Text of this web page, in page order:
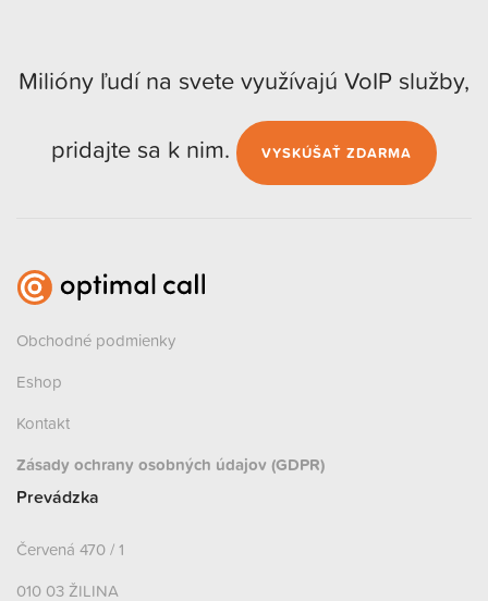
Milióny ľudí na svete využívajú VoIP služby,
pridajte sa k nim.
VYSKÚŠAŤ ZDARMA
Obchodné podmienky
Eshop
Kontakt
Zásady ochrany osobných údajov (GDPR)
Prevádzka
Červená 470 / 1
010 03 ŽILINA